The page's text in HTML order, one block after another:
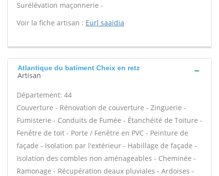
Surélévation maçonnerie -
Voir la fiche artisan : Eurl saaidia
Atlantique du batiment Cheix en retz
Artisan
Département: 44
Couverture - Rénovation de couverture - Zinguerie -
Fumisterie - Conduits de Fumée - Étanchéité de Toiture -
Fenêtre de toit - Porte / Fenêtre en PVC - Peinture de
façade - Isolation par l'extérieur - Habillage de façade -
Isolation des combles non aménageables - Cheminée -
Ramonage - Récupération deaux pluviales - Ardoises -